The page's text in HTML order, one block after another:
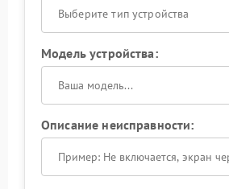
Выберите тип устройства
Модель устройства:
Описание неисправности: